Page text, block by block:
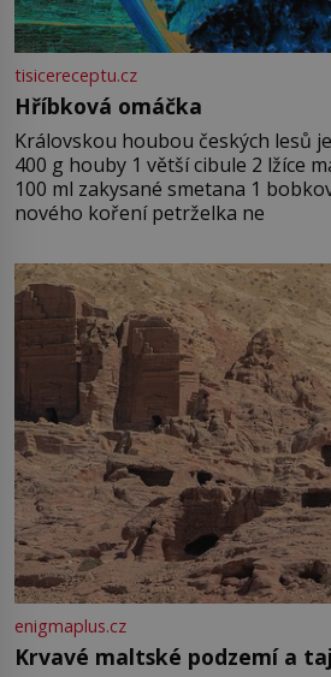
tisicereceptu.cz
Hříbková omáčka
Královskou houbou českých lesů je
400 g houby 1 větší cibule 2 lžíce
100 ml zakysané smetana 1
nového koření petrželka ne
enigmaplus.cz
Krvavé maltské podzemí a